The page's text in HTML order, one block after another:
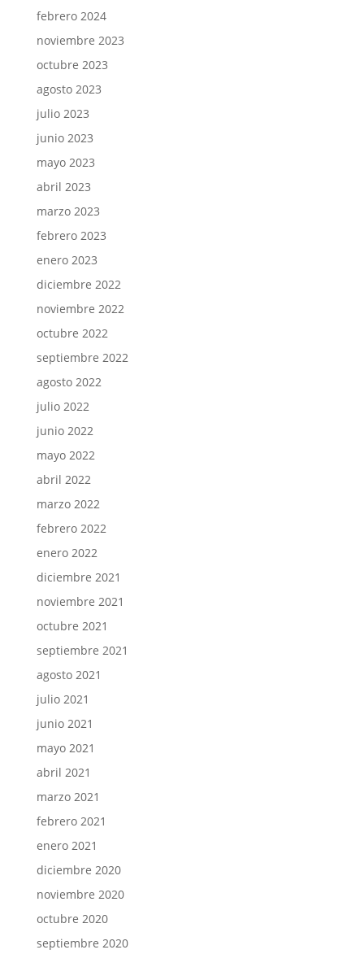
febrero 2024
noviembre 2023
octubre 2023
agosto 2023
julio 2023
junio 2023
mayo 2023
abril 2023
marzo 2023
febrero 2023
enero 2023
diciembre 2022
noviembre 2022
octubre 2022
septiembre 2022
agosto 2022
julio 2022
junio 2022
mayo 2022
abril 2022
marzo 2022
febrero 2022
enero 2022
diciembre 2021
noviembre 2021
octubre 2021
septiembre 2021
agosto 2021
julio 2021
junio 2021
mayo 2021
abril 2021
marzo 2021
febrero 2021
enero 2021
diciembre 2020
noviembre 2020
octubre 2020
septiembre 2020